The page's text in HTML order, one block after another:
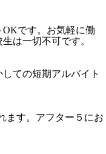
です。お気軽に働
は一切不可です。
ての短期アルバイト
ます。アフター５にお